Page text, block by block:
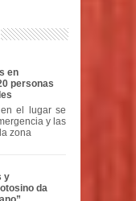
en
personas
el lugar se
y las
zona
y
da